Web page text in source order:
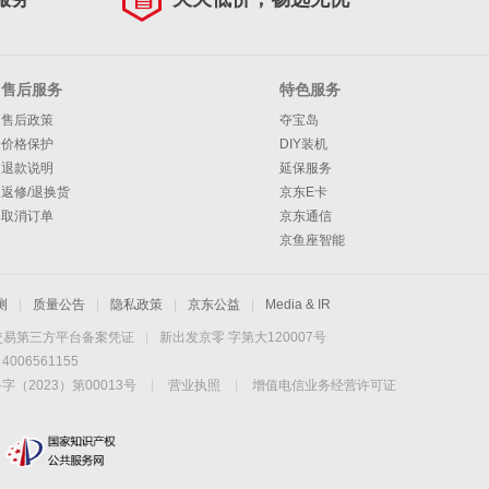
售后服务
售后政策
价格保护
退款说明
返修/退换货
取消订单
特色服务
夺宝岛
DIY装机
延保服务
京东E卡
京东通信
京鱼座智能
质量公告 隐私政策 京东公益 Media & IR
第三方平台备案凭证
新出发京零 字第大120007号
4006561155
（2023）第00013号 营业执照
增值电信业务经营许可证